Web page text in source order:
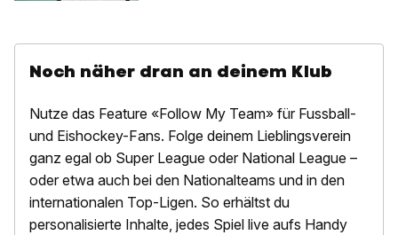
Noch näher dran an deinem Klub
Nutze das Feature «Follow My Team» für Fussball-
und Eishockey-Fans. Folge deinem Lieblingsverein
ganz egal ob Super League oder National League –
oder etwa auch bei den Nationalteams und in den
internationalen Top-Ligen. So erhältst du
personalisierte Inhalte, jedes Spiel live aufs Handy